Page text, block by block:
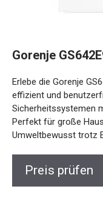
Gorenje
Erlebe die Gorenje
effizient und
Sicherheitssystemen
Perfekt für große
Umweltbewusst trotz
Preis prüfen